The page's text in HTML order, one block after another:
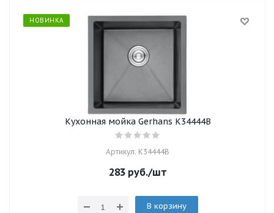
НОВИНКА
Кухонная мойка Gerhans K34444B
Артикул: K34444B
283руб./шт
В корзину